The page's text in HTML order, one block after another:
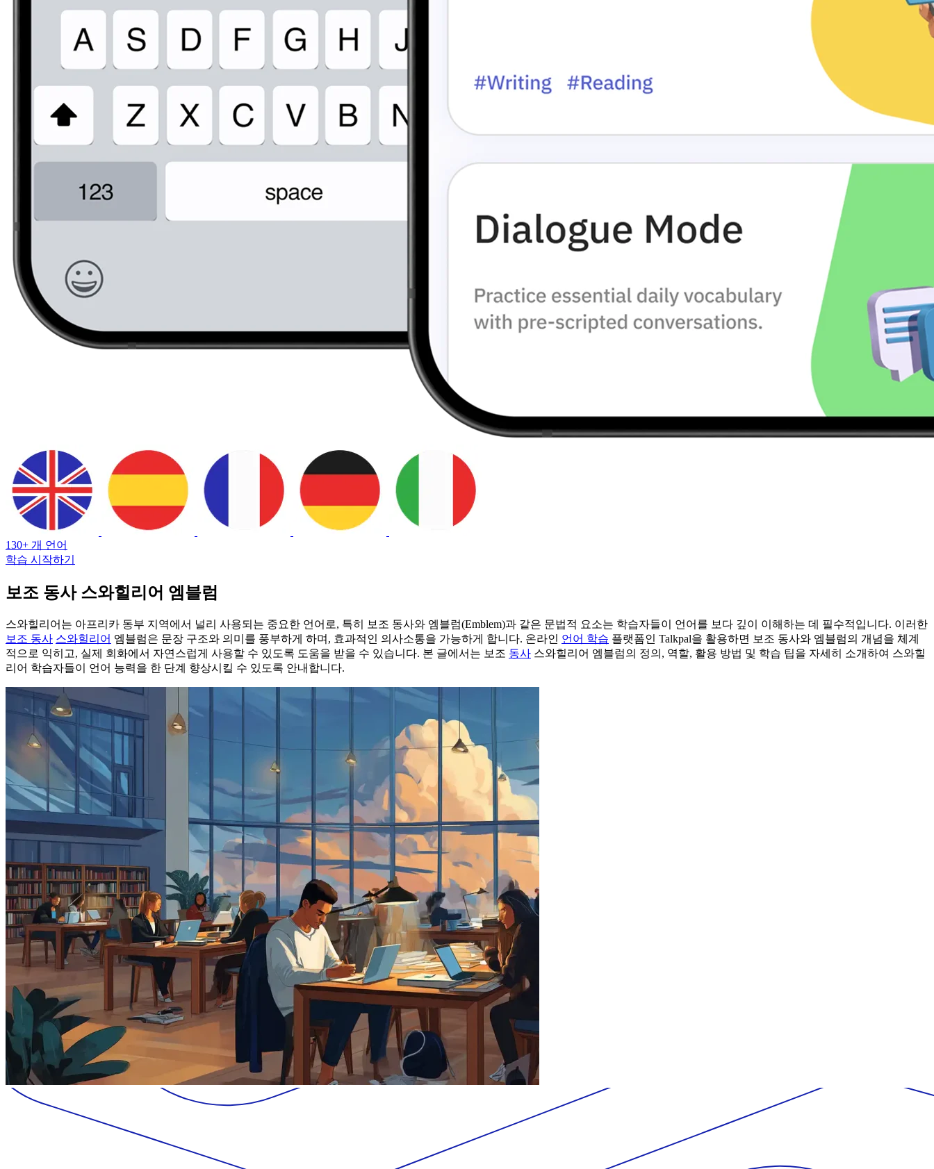
130+ 개 언어
학습 시작하기
보조 동사 스와힐리어 엠블럼
스와힐리어는 아프리카 동부 지역에서 널리 사용되는 중요한 언어로, 특히 보조 동사와 엠블럼(Emblem)과 같은 문법적 요소는 학습자들이 언어를 보다 깊이 이해하는 데 필수적입니다. 이러한
보조 동사 스와힐리어 엠블럼은 문장 구조와 의미를 풍부하게 하며, 효과적인 의사소통을 가능하게 합니다. 온라인 언어 학습 플랫폼인 Talkpal을 활용하면 보조 동사와 엠블럼의 개념을 체계
적으로 익히고, 실제 회화에서 자연스럽게 사용할 수 있도록 도움을 받을 수 있습니다. 본 글에서는 보조 동사 스와힐리어 엠블럼의 정의, 역할, 활용 방법 및 학습 팁을 자세히 소개하여 스와힐
리어 학습자들이 언어 능력을 한 단계 향상시킬 수 있도록 안내합니다.